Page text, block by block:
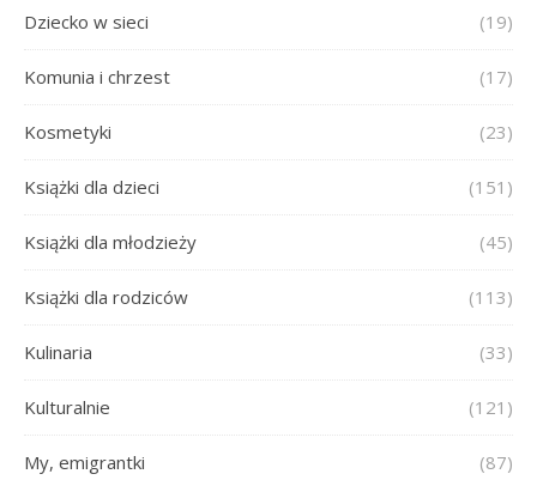
Dziecko w sieci (19)
Komunia i chrzest (17)
Kosmetyki (23)
Książki dla dzieci (151)
Książki dla młodzieży (45)
Książki dla rodziców (113)
Kulinaria (33)
Kulturalnie (121)
My, emigrantki (87)